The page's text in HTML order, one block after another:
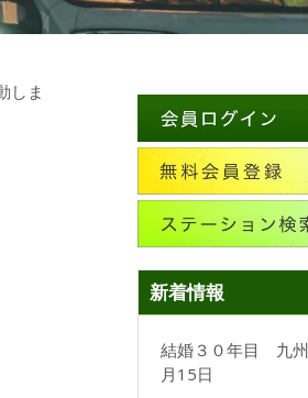
しま
新着情報
結婚３０年目 九
月15日